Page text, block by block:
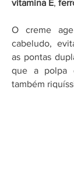
vitamina E,
O creme
cabeludo,
as pontas
que a polpa
também